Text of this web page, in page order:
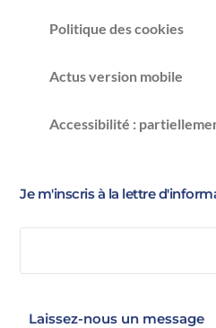
Politique des cookies
Actus version mobile
Accessibilité :
Je m'inscris à la lettre
Laissez-nous un message